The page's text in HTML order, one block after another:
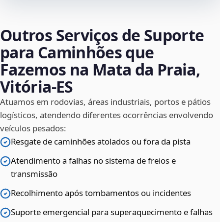
Outros Serviços de Suporte
para Caminhões que
Fazemos na Mata da Praia,
Vitória‑ES
Atuamos em rodovias, áreas industriais, portos e pátios
logísticos, atendendo diferentes ocorrências envolvendo
veículos pesados:
Resgate de caminhões atolados ou fora da pista
Atendimento a falhas no sistema de freios e
transmissão
Recolhimento após tombamentos ou incidentes
Suporte emergencial para superaquecimento e falhas